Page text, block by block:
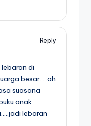
Reply
di
besar…..ah
suasana
anak
lebaran